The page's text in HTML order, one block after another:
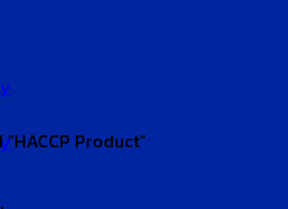
Product”